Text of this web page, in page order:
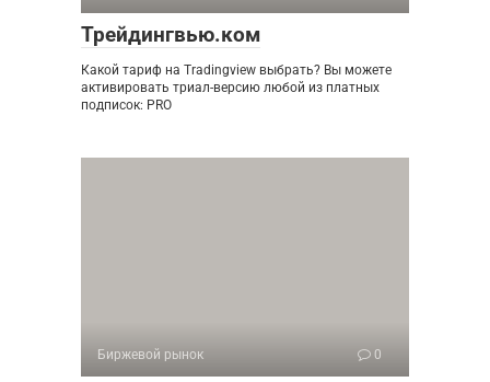
Трейдингвью.ком
Какой тариф на Tradingview выбрать? Вы можете
активировать триал-версию любой из платных
подписок: PRO
Биржевой рынок 0